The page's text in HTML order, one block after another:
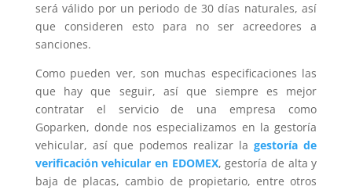
será válido por un periodo de 30 días naturales, así
que consideren esto para no ser acreedores a
sanciones.
Como pueden ver, son muchas especificaciones las
que hay que seguir, así que siempre es mejor
contratar el servicio de una empresa como
Goparken, donde nos especializamos en la gestoría
vehicular, así que podemos realizar lagestoría de
verificación vehicular en EDOMEX, gestoría de alta y
baja de placas, cambio de propietario, entre otros